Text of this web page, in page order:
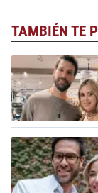
TAMBIÉN TE